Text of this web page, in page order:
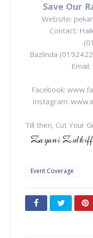
Save Our
Website:
Contact:
Bazlinda
Facebook:
Instagram:
Till then, Cut Your
Event Coverage